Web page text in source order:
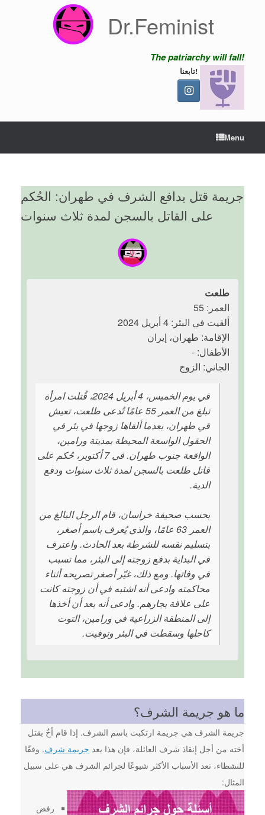
Dr.Feminist
The patriarchy will fall!
تابعنا!
Menu
جريمة قتل بدافع الشرف في طهران: الحُكم
على القاتل بالسجن لمدة ثلاث سنوات
طلعت
العمر: 55
ألقيت في البئر: 4 أبريل 2024
الإقامة: طهران، إيران
الأطفال: -
الجاني: الزوج
في يوم الخميس، 4 أبريل 2024، قُتلت امرأة
تبلغ من العمر 55 عامًا تُدعى طلعت، تعيش
في طهران، بعدما ألقاها زوجها في بئر في
الحقول الواسعة المحيطة بمدينة ورامين،
الواقعة جنوب طهران. في 7 أكتوبر، حُكم على
قاتل طلعت بالسجن لمدة ثلاث سنوات ودفع
الدية.
بحسب صحيفة خراسان، قام الرجل البالغ من
العمر 63 عامًا، والذي يُعرف باسم أصغر،
بتسليم نفسه للشرطة بعد الحادث. واعترف
في البداية بدفع زوجته إلى البئر، مما تسبب
في وفاتها. ومع ذلك، غيّر أصغر تصريحه أثناء
محاكمته وادعى أنه اشتبه في أن زوجته كانت
على علاقة بجارهم. وادعى أنه بعد أن أخذها
إلى المنطقة الزراعية في ورامين، التوت
كاحلها وسقطت في البئر وتوفيت.
ما هو جريمة الشرف؟
جريمة الشرف هي جريمة ارتكبت باسم الشرف. إذا قام أخٌ بقتل
أخته من أجل إنقاذ شرف العائلة، فإن هذا يعد جريمة شرف. وفقًا
للنشطاء، تعد الأسباب الأكثر شيوعًا لجرائم الشرف هي على سبيل
المثال:
رفض